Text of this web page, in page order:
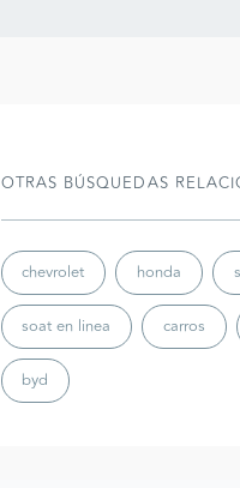
OTRAS BÚSQUEDAS
chevrolet honda
soat en linea carros
byd